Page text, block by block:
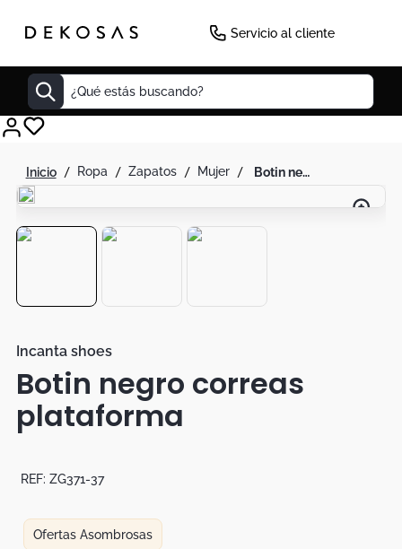
Servicio al cliente
¿Qué estás buscando?
ropa zapatos mujer botin negro correas plataforma
Incanta shoes
Botin negro correas
plataforma
REF: ZG371-37
Ofertas Asombrosas
Decoracion
Cuadro
Duvet
Botas
Dko